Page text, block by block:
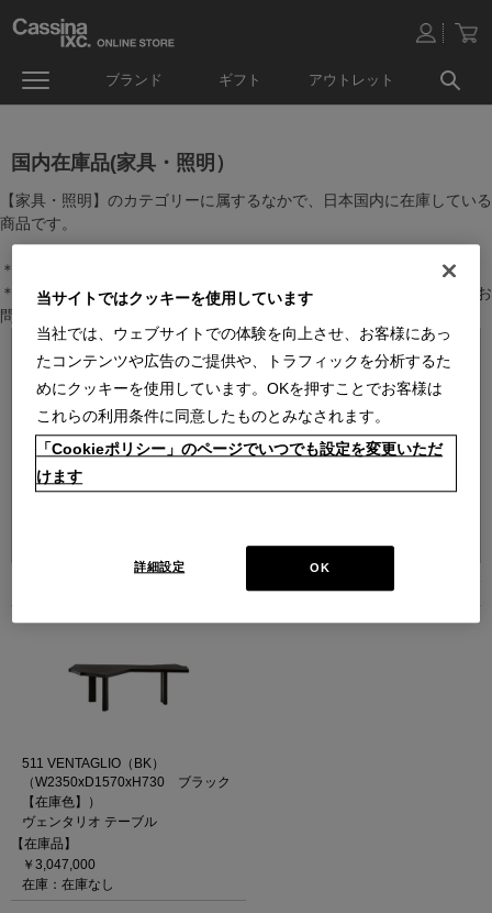
ブランド ギフト アウトレット
国内在庫品(家具・照明）
【家具・照明】のカテゴリーに属するなかで、日本国内に在庫している
商品です。
＊絞り込み機能で商品検索することができます。
＊全店舗で在庫を共有しておりますので、最新の在庫状況についてはお
問い合わせください。
511 VENTAGLIO（BK）
（W2350xD1570xH730 ブラック
【在庫色】）
ヴェンタリオ テーブル
【在庫品】
￥3,047,000
在庫：在庫なし
当サイトではクッキーを使用しています
当社では、ウェブサイトでの体験を向上させ、お客様にあっ
たコンテンツや広告のご提供や、トラフィックを分析するた
めにクッキーを使用しています。OKを押すことでお客様は
これらの利用条件に同意したものとみなされます。
「Cookieポリシー」のページでいつでも設定を変更いただ
けます
OK
詳細設定